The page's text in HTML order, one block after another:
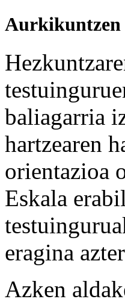
baliagarria
hartzearen
orientazioa
Eskala
eragina
Azken